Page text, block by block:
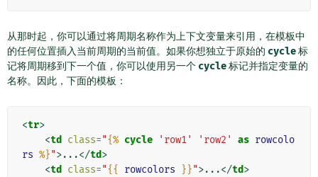
从那时起，你可以通过将周期名称作为上下文变量来引用，在模板中
的任何位置插入当前周期的当前值。如果你想独立于原始的 cycle标
记将周期移到下一个值，你可以使用另一个 cycle标记并指定变量的
名称。因此，下面的模板：
<tr>
<td class="{% cycle 'row1' 'row2' as rowcolo
rs %}">...</td>
<td class="{{ rowcolors }}">...</td>